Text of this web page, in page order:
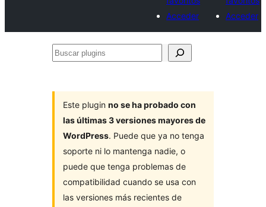
Acceder
Acceder
Buscar
Este plugin no se ha probado con
las últimas 3 versiones mayores de
WordPress. Puede que ya no tenga
soporte ni lo mantenga nadie, o
puede que tenga problemas de
compatibilidad cuando se usa con
las versiones más recientes de